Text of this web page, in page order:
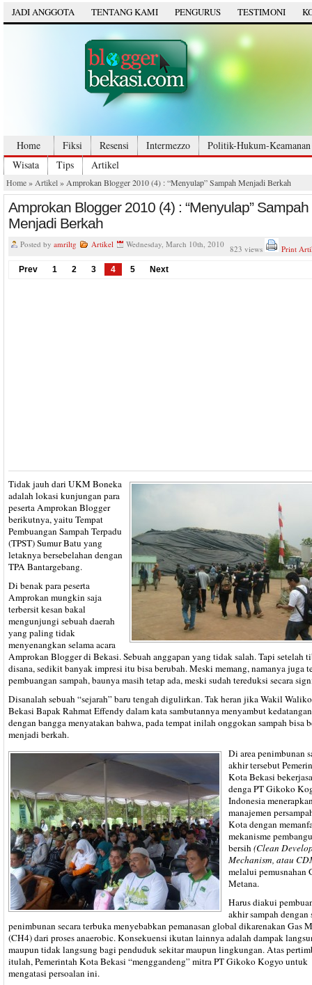
JADI ANGGOTA TENTANG KAMI PENGURUS TESTIMONI
Home Fiksi Resensi Intermezzo
Politik-Hukum-Keamanan
Wisata
Tips Artikel
Home» Artikel» Amprokan Blogger 2010 (4) : “Menyulap” Sampah Menjadi Berkah
Amprokan Blogger 2010 (4) : “Menyulap” Sampah
Menjadi Berkah
Posted by amriltg Artikel Wednesday, March 10th, 2010 823 views Print
Prev 1 2 3 4 5 Next
Tidak jauh dari UKM Boneka
adalah lokasi kunjungan para
peserta Amprokan Blogger
berikutnya, yaitu Tempat
Pembuangan Sampah Terpadu
(TPST) Sumur Batu yang
letaknya bersebelahan dengan
TPA Bantargebang.
Di benak para peserta
Amprokan mungkin saja
terbersit kesan bakal
mengunjungi sebuah daerah
yang paling tidak
menyenangkan selama acara
Amprokan Blogger di Bekasi. Sebuah anggapan yang tidak salah. Tapi setelah
disana, sedikit banyak impresi itu bisa berubah. Meski memang, namanya juga
pembuangan sampah, baunya masih tetap ada, meski sudah tereduksi secara
Disanalah sebuah “sejarah” baru tengah digulirkan. Tak heran jika Wakil
Bekasi Bapak Rahmat Effendy dalam kata sambutannya menyambut
dengan bangga menyatakan bahwa, pada tempat inilah onggokan sampah bisa
menjadi berkah.
Di area penimbunan
akhir tersebut
Kota Bekasi
denga PT Gikoko
Indonesia
manajemen
Kota dengan
mekanisme
bersih(Clean
Mechanism, atau
melalui pemusnahan
Metana.
Harus diakui
akhir sampah dengan
penimbunan secara terbuka menyebabkan pemanasan global dikarenakan Gas
(CH4) dari proses anaerobic. Konsekuensi ikutan lainnya adalah dampak
maupun tidak langsung bagi penduduk sekitar maupun lingkungan. Atas
itulah, Pemerintah Kota Bekasi “menggandeng” mitra PT Gikoko Kogyo untuk
mengatasi persoalan ini.